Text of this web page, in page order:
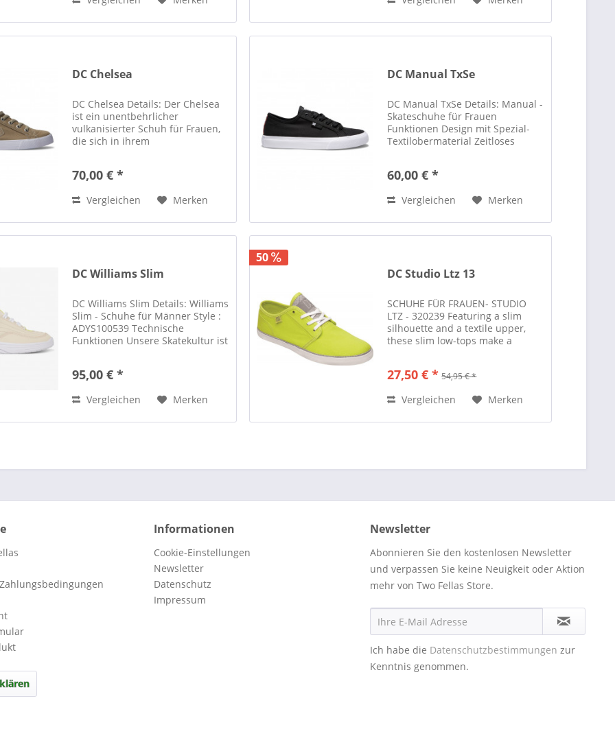
DC Chelsea
DC Chelsea Details: Der Chelsea
ist ein unentbehrlicher
vulkanisierter Schuh für Frauen,
die sich in ihrem
vulkanisierte Skateschuh wartet
und einer...
70,00 € *
Vergleichen Merken
DC Manual TxSe
DC Manual TxSe Details: Manual -
Skateschuhe für Frauen
Funktionen Design mit Spezial-
Textilobermaterial Zeitloses
mit der unverkennbaren Pill-
einem...
60,00 € *
Vergleichen Merken
DC Williams Slim
DC Williams Slim Details: Williams
Slim - Schuhe für Männer Style :
ADYS100539 Technische
Funktionen Unsere Skatekultur ist
Der Williams OG wurde das erste
95,00 € *
Vergleichen Merken
50
DC Studio Ltz 13
SCHUHE FÜR FRAUEN- STUDIO
LTZ - 320239 Featuring a slim
silhouette and a textile upper,
these slim low-tops make a
special features include a tongue
27,50 € * 54,95 € *
Vergleichen Merken
Informationen
Cookie-Einstellungen
Newsletter
Datenschutz
Impressum
Newsletter
Abonnieren Sie den kostenlosen Newsletter
und verpassen Sie keine Neuigkeit oder Aktion
mehr von Two Fellas Store.
Ich habe die Datenschutzbestimmungen zur
Kenntnis genommen.